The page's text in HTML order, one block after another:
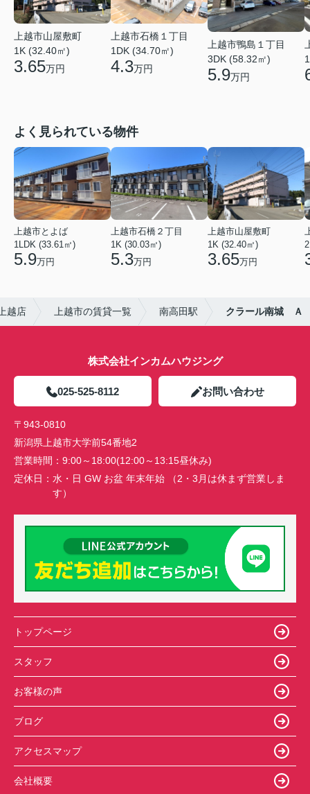
上越市山屋敷町
1K (32.40㎡)
3.65万円
上越市石橋１丁目
1DK (34.70㎡)
4.3万円
上越市鴨島１丁目
3DK (58.32㎡)
5.9万円
よく見られている物件
上越市とよば
1LDK (33.61㎡)
5.9万円
上越市石橋２丁目
1K (30.03㎡)
5.3万円
上越市山屋敷町
1K (32.40㎡)
3.65万円
越店 上越市の賃貸一覧 南高田駅 クラール南城 Ａ
株式会社インカムハウジング
025-525-8112 お問い合わせ
〒943-0810
新潟県上越市大学前54番地2
営業時間： 9:00～18:00(12:00～13:15昼休み)
定休日： 水・日 GW お盆 年末年始 （2・3月は休まず営業しま
す）
トップページ
スタッフ
お客様の声
ブログ
アクセスマップ
会社概要